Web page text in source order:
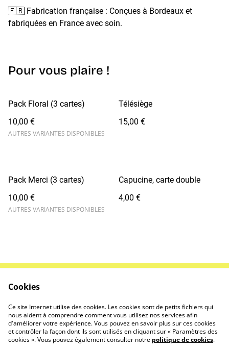
🇫🇷 Fabrication française : Conçues à Bordeaux et
fabriquées en France avec soin.
Pour vous plaire !
Pack Floral (3 cartes)
10,00 €
AUTRES VARIANTES DISPONIBLES
Télésiège
15,00 €
Pack Merci (3 cartes)
10,00 €
AUTRES VARIANTES DISPONIBLES
Capucine, carte double
4,00 €
Politique de
confidentialité
Politique de cookies
Cookies
Ce site Internet utilise des cookies. Les cookies sont de petits fichiers qui
nous aident à comprendre comment vous utilisez nos services afin
d'améliorer votre expérience. Vous pouvez en savoir plus sur ces cookies
et contrôler la façon dont ils sont utilisés en cliquant sur « Paramètres des
cookies ». Vous pouvez également consulter notre politique de cookies.